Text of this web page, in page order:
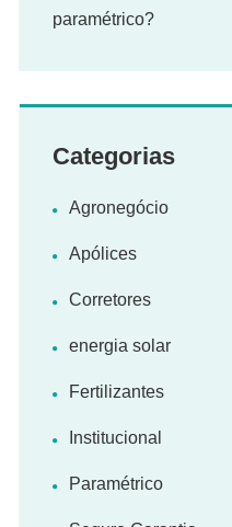
paramétrico?
Categorias
Agronegócio
Apólices
Corretores
energia solar
Fertilizantes
Institucional
Paramétrico